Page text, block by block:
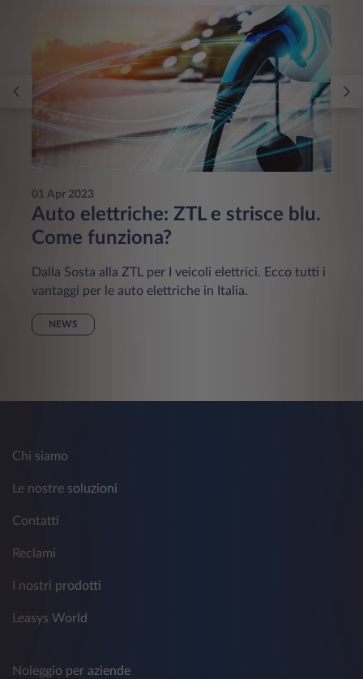
01 Apr 2023
Auto elettriche: ZTL e strisce blu.
Come funziona?
Dalla Sosta alla ZTL per I veicoli elettrici. Ecco tutti i
vantaggi per le auto elettriche in Italia.
NEWS
Chi siamo
Le nostre soluzioni
Contatti
Reclami
I nostri prodotti
Leasys World
Noleggio per aziende